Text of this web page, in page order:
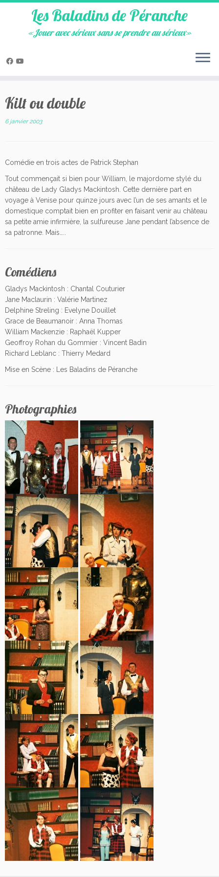
content
Les Baladins de Péranche
«Jouer avec sérieux sans se prendre au sérieux»
Kilt ou double
6 janvier 2003
Comédie en trois actes de Patrick Stephan
Tout commençait si bien pour William, le majordome stylé du
château de Lady Gladys Mackintosh. Cette dernière part en
voyage à Venise pour quinze jours avec l’un de ses amants et le
domestique comptait bien en profiter en faisant venir au château
sa petite amie infirmière, la sulfureuse Jane pendant l’absence de
sa patronne. Mais…..
Comédiens
Gladys Mackintosh : Chantal Couturier
Jane Maclaurin : Valérie Martinez
Delphine Streling : Evelyne Douillet
Grace de Beaumanoir : Anna Thomas
William Mackenzie : Raphaël Kupper
Geoffroy Rohan du Gommier : Vincent Badin
Richard Leblanc : Thierry Medard
Mise en Scène : Les Baladins de Péranche
Photographies